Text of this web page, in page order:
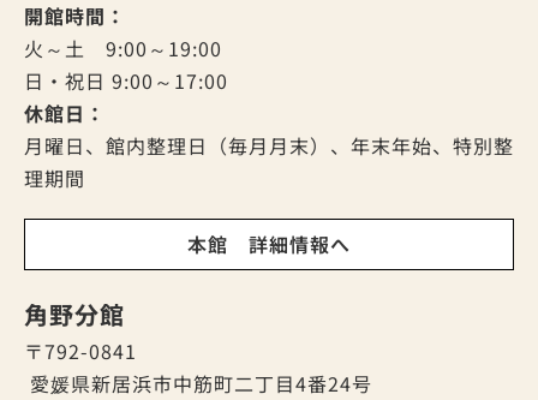
開館時間：
火～土 9:00～19:00
日・祝日 9:00～17:00
休館日：
月曜日、館内整理日（毎月月末）、年末年始、特別整
理期間
本館 詳細情報へ
角野分館
〒792-0841
愛媛県新居浜市中筋町二丁目4番24号